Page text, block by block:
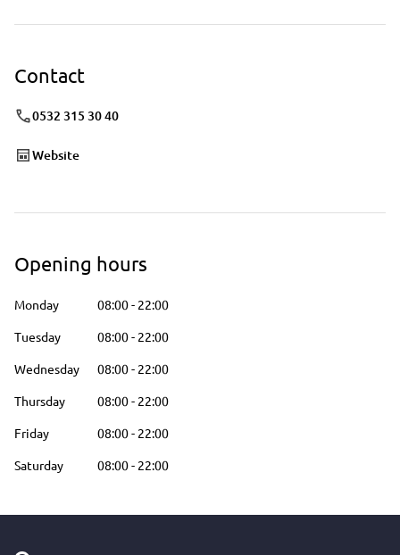
Contact
0532 315 30 40
Website
Opening hours
Monday 08:00- 22:00
Tuesday
08:00- 22:00
Wednesday
08:00- 22:00
Thursday
08:00- 22:00
Friday
08:00- 22:00
Saturday
08:00- 22:00